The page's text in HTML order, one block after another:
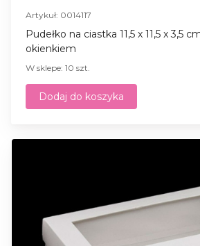
Artykuł: 0014117
Pudełko na ciastka 11,5 x 11,5 x 3,5
okienkiem
W sklepe: 10 szt.
Dodaj do koszyka